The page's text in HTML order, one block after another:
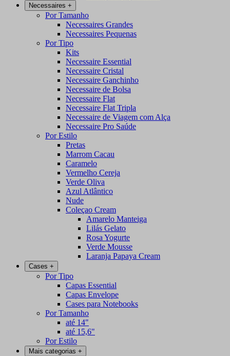
Necessaires +
Por Tamanho
Necessaires Grandes
Necessaires Pequenas
Por Tipo
Kits
Necessaire Essential
Necessaire Cristal
Necessaire Ganchinho
Necessaire de Bolsa
Necessaire Flat
Necessaire Flat Tripla
Necessaire de Viagem com Alça
Necessaire Pro Saúde
Por Estilo
Pretas
Marrom Cacau
Caramelo
Vermelho Cereja
Verde Oliva
Azul Atlântico
Nude
Coleçao Cream
Amarelo Manteiga
Lilás Gelato
Rosa Yogurte
Verde Mousse
Laranja Papaya Cream
Cases +
Por Tipo
Capas Essential
Capas Envelope
Cases para Notebooks
Por Tamanho
até 14"
até 15,6"
Por Estilo
Mais categorias +